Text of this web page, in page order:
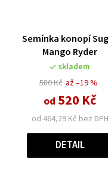
Semínka konopí
Mango Ryder
skladem
580 Kč
od 464,29 Kč bez DPH
od 520 Kč
až –19 %
DETAIL